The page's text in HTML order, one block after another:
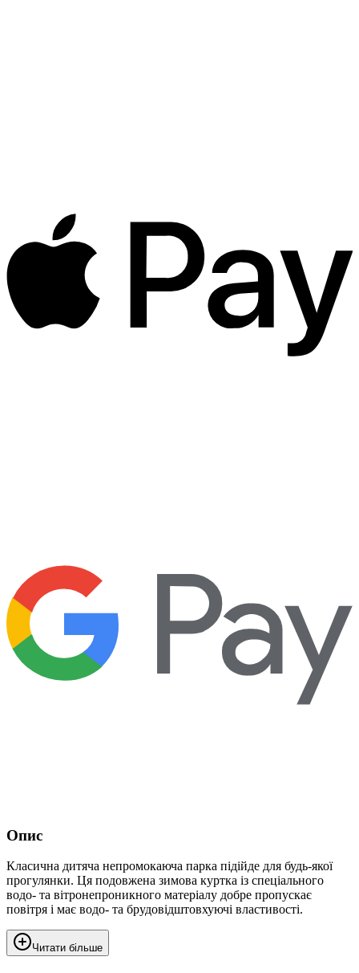
Опис
Класична дитяча непромокаюча парка підійде для будь-якої
прогулянки. Ця подовжена зимова куртка із спеціального
водо- та вітронепроникного матеріалу добре пропускає
повітря і має водо- та брудовідштовхуючі властивості.
Читати більше